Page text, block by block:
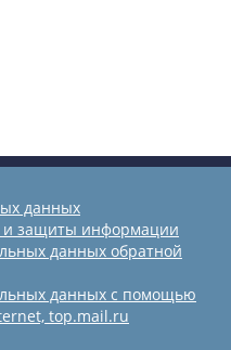
данных
и защиты информации
данных обратной
данных с помощью
top.mail.ru